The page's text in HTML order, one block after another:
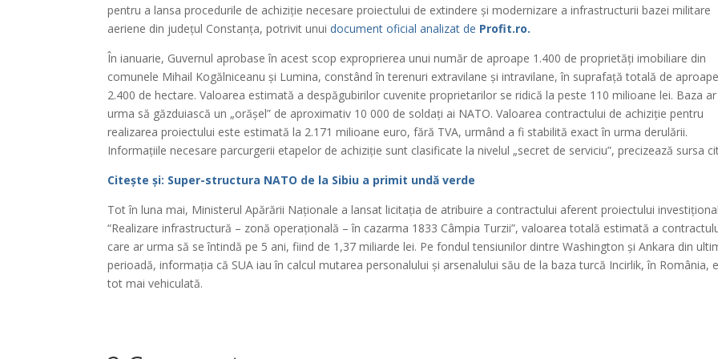
pentru a lansa procedurile de achiziție necesare proiectului de extindere și modernizare a infrastructurii bazei militare
aeriene din județul Constanța, potrivit unuidocument oficial analizat de Profit.ro.
În ianuarie, Guvernul aprobase în acest scop exproprierea unui număr de aproape 1.400 de proprietăți imobiliare din
comunele Mihail Kogălniceanu și Lumina, constând în terenuri extravilane și intravilane, în suprafață totală de
2.400 de hectare. Valoarea estimată a despăgubirilor cuvenite proprietarilor se ridică la peste 110 milioane lei. Baza ar
urma să găzduiască un „orășel” de aproximativ 10 000 de soldați ai NATO. Valoarea contractului de achiziție pentru
realizarea proiectului este estimată la 2.171 milioane euro, fără TVA, urmând a fi stabilită exact în urma derulării.
Informațiile necesare parcurgerii etapelor de achiziție sunt clasificate la nivelul „secret de serviciu”, precizează sursa
Citește și: Super-structura NATO de la Sibiu a primit undă verde
Tot în luna mai, Ministerul Apărării Naționale a lansat licitația de atribuire a contractului aferent proiectului
“Realizare infrastructură – zonă operațională – în cazarma 1833 Câmpia Turzii”, valoarea totală estimată a
care ar urma să se întindă pe 5 ani, fiind de 1,37 miliarde lei. Pe fondul tensiunilor dintre Washington și Ankara din
perioadă, informația că SUA iau în calcul mutarea personalului și arsenalului său de la baza turcă Incirlik, în România,
tot mai vehiculată.